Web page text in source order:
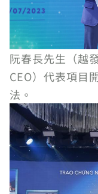
阮春長先生（越
CEO）代表項目
法。